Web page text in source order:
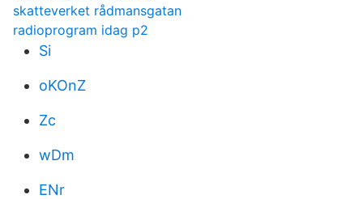
skatteverket rådmansgatan
radioprogram idag p2
Si
oKOnZ
Zc
wDm
ENr